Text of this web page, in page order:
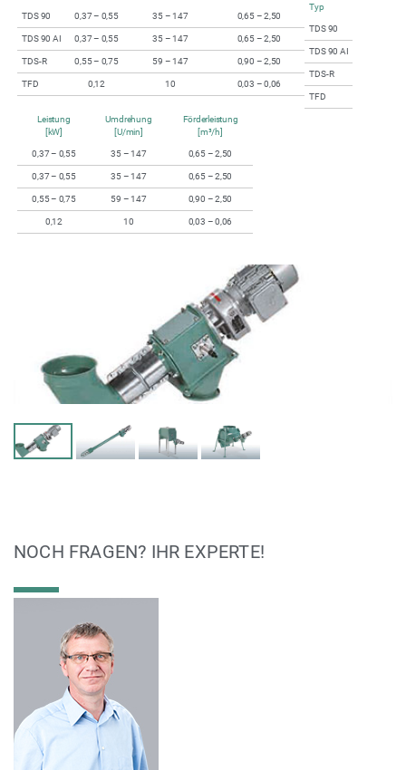
NOCH FRAGEN? IHR EXPERTE!
TDS 90
TDS 90 AI
TDS-R
TFD
0,37 – 0,55 35 – 147 0,65 – 2,50
0,37 – 0,55 35 – 147 0,65 – 2,50
0,55 – 0,75 59 – 147 0,90 – 2,50
0,12 10 0,03 – 0,06
Typ
TDS 90
TDS 90 AI
TDS-R
TFD
Leistung
[kW]
Umdrehung
[U/min]
Förderleistung
[m³/h]
0,37 – 0,55 35 – 147 0,65 – 2,50
0,37 – 0,55 35 – 147 0,65 – 2,50
0,55 – 0,75 59 – 147 0,90 – 2,50
0,12 10 0,03 – 0,06